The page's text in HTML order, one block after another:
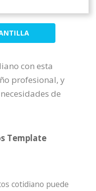
con esta
profesional, y
de
Template
cotidiano puede